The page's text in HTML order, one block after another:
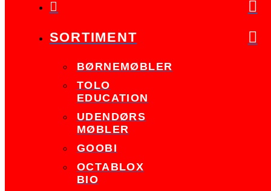

SORTIMENT
BØRNEMØBLER
TOLO
EDUCATION
UDENDØRS
MØBLER
GOOBI
OCTABLOX
BIO